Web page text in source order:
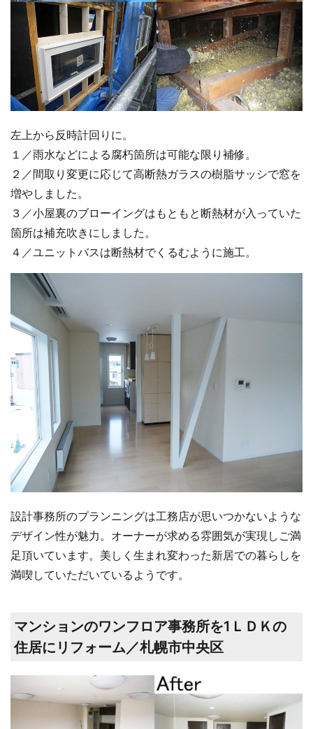
左上から反時計回りに。
１／雨水などによる腐朽箇所は可能な限り補修。
２／間取り変更に応じて高断熱ガラスの樹脂サッシで窓を
増やしました。
３／小屋裏のブローイングはもともと断熱材が入っていた
箇所は補充吹きにしました。
４／ユニットバスは断熱材でくるむように施工。
設計事務所のプランニングは工務店が思いつかないような
デザイン性が魅力。オーナーが求める雰囲気が実現しご満
足頂いています。美しく生まれ変わった新居での暮らしを
満喫していただいているようです。
マンションのワンフロア事務所を1ＬＤＫの
住居にリフォーム／札幌市中央区